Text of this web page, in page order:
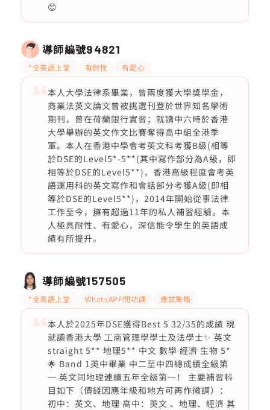
😊
導師編號94821
*全英語上堂 有耐性 有愛心
本人大學法律系畢業，曾兩度獲大學獎學金，
商業法英文論文曾被挑選刊登於世界知名學術
期刊，曾在荷蘭銀行實習；就讀中六時於香港
大學舉辦的英文作文比賽奪得高中組全港季
軍。本人在香港中學會考英文科考獲B級(相等
於DSE的Level5*-5**(其中寫作部分為A級，即
相等於DSE的Level5**)，香港高級程度會考英
語運用科的英文寫作和會話部分考獲A級(即相
等於DSE的Level5**)，2014年開始從事法律
工作至今，擁有超過11年的私人補習經驗。本
人極具耐性、有愛心，深信能令學生的英語成
績有所提升。
導師編號157505
*全英語上堂 WhatsAPP問功課 應試策略
本人於2025年DSE獲得Best 5 32/35的成績 現
就讀香港大學 工商管理學學士及法學士✨ 英文
straight 5** 地理5** 中文 數學 經濟 生物 5*
🌟 Band 1英中畢業 中二至中四總成績全級第
一 英文同地理連續五年全級第一！ 主要補習科
目如下（價錢因應年級和地方可再作微調）：
初中：英文、地理 高中：英文 、地理、經濟 其